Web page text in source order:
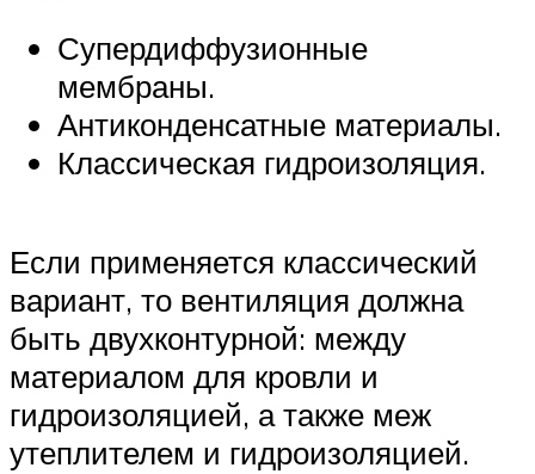
Супердиффузионные
мембраны.
Антиконденсатные материалы.
Классическая гидроизоляция.
Если применяется классический
вариант, то вентиляция должна
быть двухконтурной: между
материалом для кровли и
гидроизоляцией, а также меж
утеплителем и гидроизоляцией.